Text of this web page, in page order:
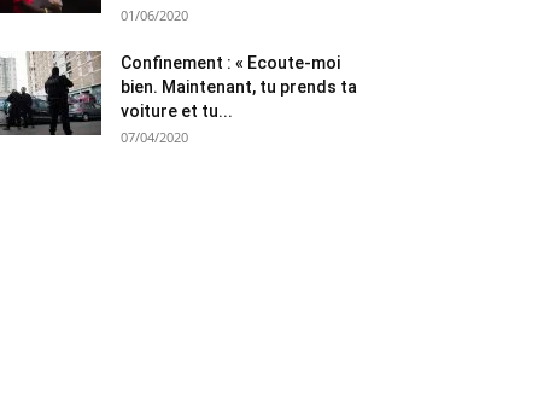
01/06/2020
Confinement : « Ecoute-moi
bien. Maintenant, tu prends ta
voiture et tu...
07/04/2020